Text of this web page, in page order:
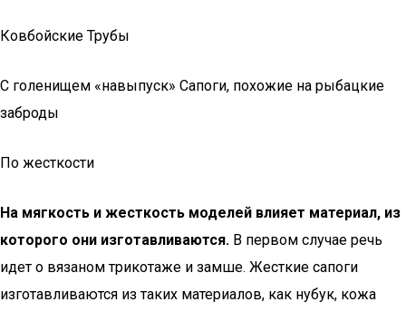
Ковбойские Трубы
С голенищем «навыпуск» Сапоги, похожие на рыбацкие
заброды
По жесткости
На мягкость и жесткость моделей влияет материал, из
которого они изготавливаются. В первом случае речь
идет о вязаном трикотаже и замше. Жесткие сапоги
изготавливаются из таких материалов, как нубук, кожа